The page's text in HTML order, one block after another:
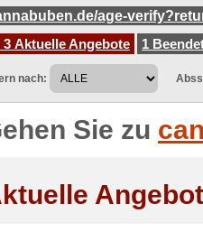
age-
3 Aktuelle Angebote
1
nach:
Sie zu